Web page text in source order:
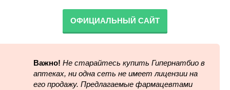
ОФИЦИАЛЬНЫЙ САЙТ
Важно! Не старайтесь купить Гипернатбио в
аптеках, ни одна сеть не имеет лицензии на
его продажу. Предлагаемые фармацевтами